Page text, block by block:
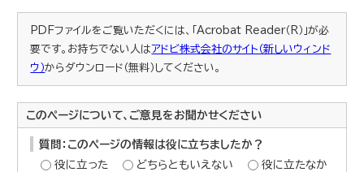
PDFファイルをご覧いただくには、「Acrobat Reader（R）」が必
要です。お持ちでない人は アドビ株式会社のサイト（新しいウィンド
ウ）からダウンロード（無料）してください。
このページについて、ご意見をお聞かせください
質問：このページの情報は役に立ちましたか？
役に立った
どちらともいえない
役に立たなか